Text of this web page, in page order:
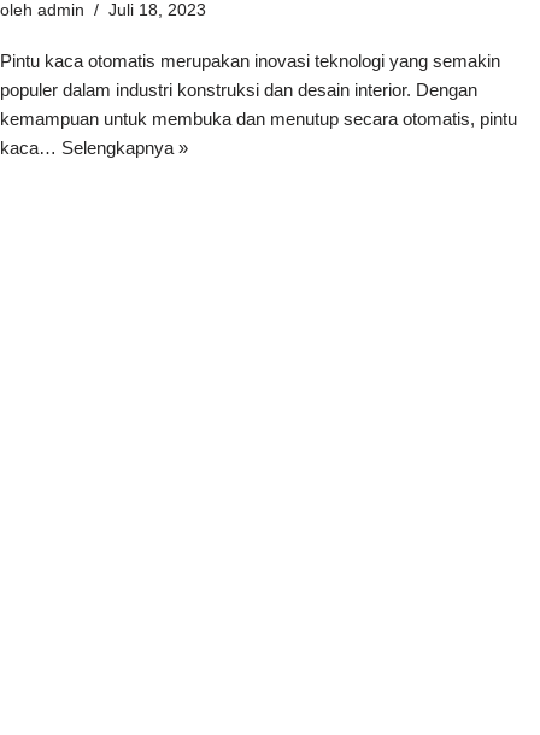
oleh admin Juli 18, 2023
Pintu kaca otomatis merupakan inovasi teknologi yang semakin
populer dalam industri konstruksi dan desain interior. Dengan
kemampuan untuk membuka dan menutup secara otomatis, pintu
kaca… Selengkapnya »